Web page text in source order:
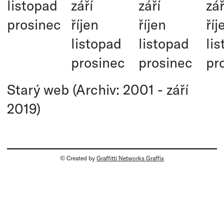
listopad
prosinec
září
říjen
listopad
prosinec
září
říjen
listopad
prosinec
Starý web (Archiv: 2001 - září
2019)
© Created by Graffitti Networks Graffix